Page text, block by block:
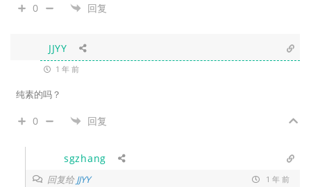
0 回复
JJYY
1 年 前
纯素的吗？
0 回复
sgzhang
回复给JJYY 1 年 前